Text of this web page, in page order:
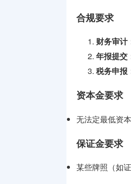
合规要求
财务审计
年报提交
税务申报
资本金要求
无法定最低资
保证金要求
某些牌照（如